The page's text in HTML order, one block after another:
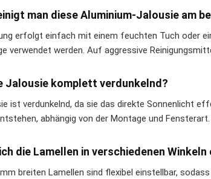
man diese Aluminium-Jalousie am
erfolgt einfach mit einem feuchten Tuch oder
verwendet werden. Auf aggressive
Jalousie komplett verdunkelnd?
ist verdunkelnd, da sie das direkte Sonnenlicht
abhängig von der Montage und Fensterart.
die Lamellen in verschiedenen
breiten Lamellen sind flexibel einstellbar,